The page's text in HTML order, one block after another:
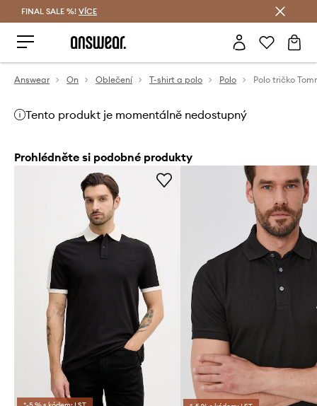
FINAL SALE %! VÍCE
Answear On Oblečení T-shirt a polo Polo Polo tričko
Tento produkt je momentálně nedostupný
Prohlédněte si podobné produkty